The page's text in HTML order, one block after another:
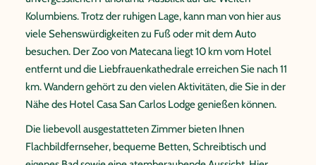
Kolumbiens. Trotz der ruhigen Lage, kann man von hier aus
viele Sehenswürdigkeiten zu Fuß oder mit dem Auto
besuchen. Der Zoo von Matecana liegt 10 km vom Hotel
entfernt und die Liebfrauenkathedrale erreichen Sie nach 11
km. Wandern gehört zu den vielen Aktivitäten, die Sie in der
Nähe des Hotel Casa San Carlos Lodge genießen können.
Die liebevoll ausgestatteten Zimmer bieten Ihnen
Flachbildfernseher, bequeme Betten, Schreibtisch und